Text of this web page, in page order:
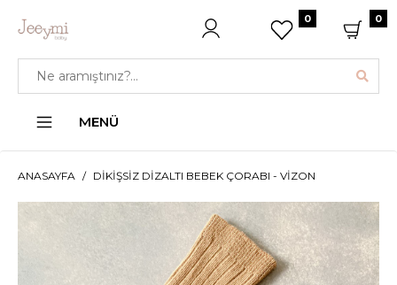
0 0
MENÜ
ANASAYFA DIKIŞSIZ DIZALTI BEBEK ÇORABI - VIZON